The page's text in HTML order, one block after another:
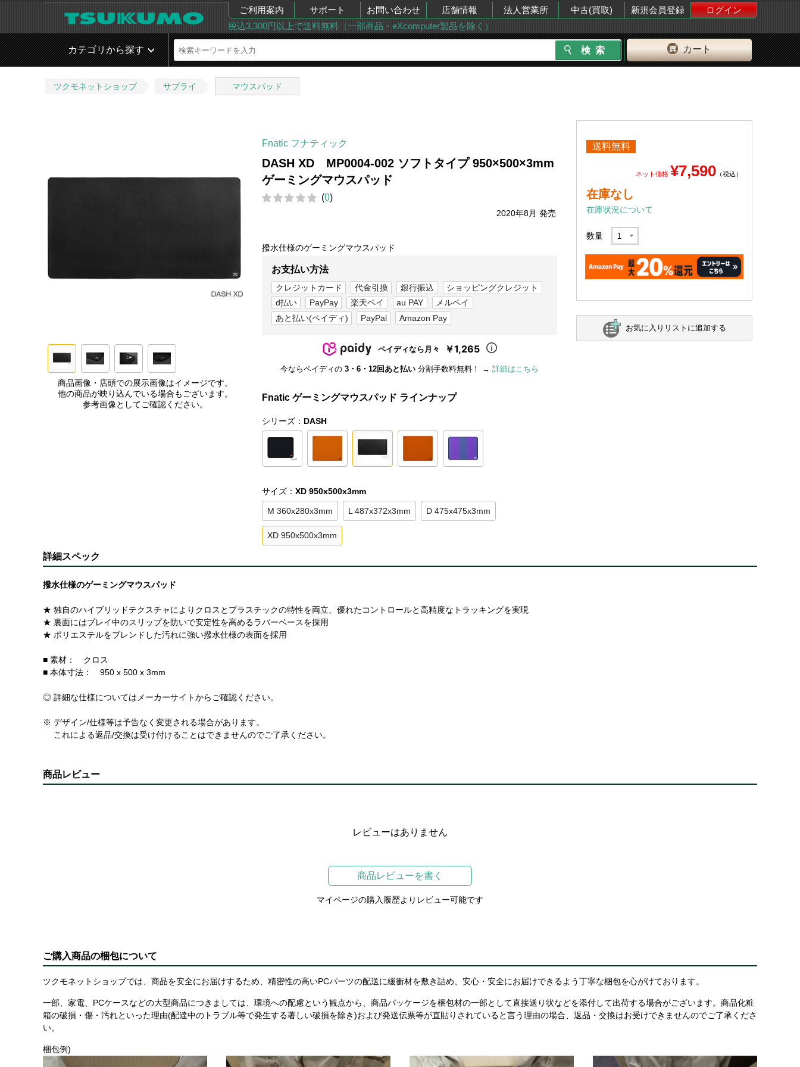
ご利用案内 サポート お問い合わせ 店舗情報 法人営業所 中古(買取) 新規会員登録
ログイン
税込3,300円以上で送料無料（一部商品・eXcomputer製品を除く）
カート
カテゴリから探す
ツクモネットショップ サプライ マウスパッド
商品画像・店頭での展示画像はイメージです。
他の商品が映り込んでいる場合もございます。
参考画像としてご確認ください。
Fnatic フナティック
DASH XD MP0004-002 ソフトタイプ 950×500×3mm
ゲーミングマウスパッド
(0)
2020年8月 発売
撥水仕様のゲーミングマウスパッド
お支払い方法
クレジットカード 代金引換 銀行振込
ショッピングクレジット
d払い
PayPay 楽天ペイ au PAY
メルペイ
あと払い(ペイディ)
PayPal Amazon Pay
ペイディなら月々 ￥1,265
今ならペイディの 3・6・12回あと払い 分割手数料無料！ → 詳細はこちら
Fnatic ゲーミングマウスパッド ラインナップ
シリーズ： DASH
サイズ： XD 950x500x3mm
M 360x280x3mm L 487x372x3mm D 475x475x3mm
XD 950x500x3mm
送料無料
ネット価格 ¥7,590 （税込）
在庫なし
在庫状況について
数量
お気に入りリストに追加する
詳細スペック
撥水仕様のゲーミングマウスパッド
★ 独自のハイブリッドテクスチャによりクロスとプラスチックの特性を両立、優れたコントロールと高精度なトラッキングを実現
★ 裏面にはプレイ中のスリップを防いで安定性を高めるラバーベースを採用
★ ポリエステルをブレンドした汚れに強い撥水仕様の表面を採用
■ 素材： クロス
■ 本体寸法： 950 x 500 x 3mm
◎ 詳細な仕様についてはメーカーサイトからご確認ください。
※ デザイン/仕様等は予告なく変更される場合があります。
これによる返品/交換は受け付けることはできませんのでご了承ください。
商品レビュー
レビューはありません
商品レビューを書く
マイページの購入履歴よりレビュー可能です
ご購入商品の梱包について
ツクモネットショップでは、商品を安全にお届けするため、精密性の高いPCパーツの配送に緩衝材を敷き詰め、安心・安全にお届けできるよう丁寧な梱包を心がけております。
一部、家電、PCケースなどの大型商品につきましては、環境への配慮という観点から、商品パッケージを梱包材の一部として直接送り状などを添付して出荷する場合がございます。商品化粧
箱の破損・傷・汚れといった理由(配達中のトラブル等で発生する著しい破損を除き)および発送伝票等が直貼りされていると言う理由の場合、返品・交換はお受けできませんのでご了承くださ
い。
梱包例)